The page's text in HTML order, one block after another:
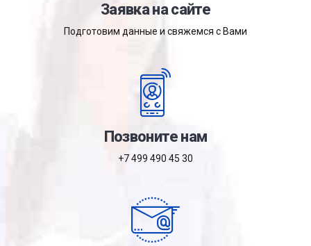
Заявка на сайте
Подготовим данные и свяжемся с Вами
Позвоните нам
+7 499 490 45 30